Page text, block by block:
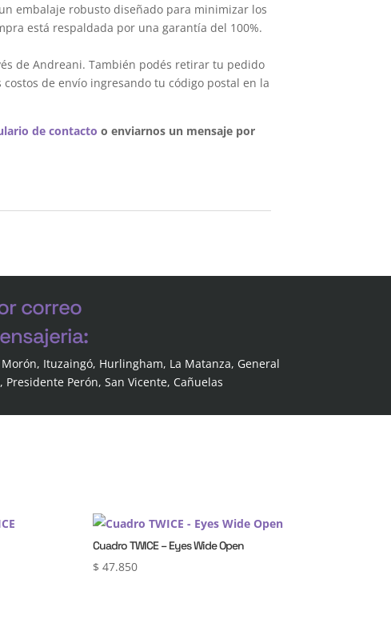
embalaje robusto diseñado para minimizar los
está respaldada por una garantía del 100%.
de Andreani. También podés retirar tu pedido
de envío ingresando tu código postal en la
de contacto o enviarnos un mensaje por
correo
Ituzaingó, Hurlingham, La Matanza, General
Perón, San Vicente, Cañuelas
Cuadro TWICE – Eyes Wide Open
$ 47.850